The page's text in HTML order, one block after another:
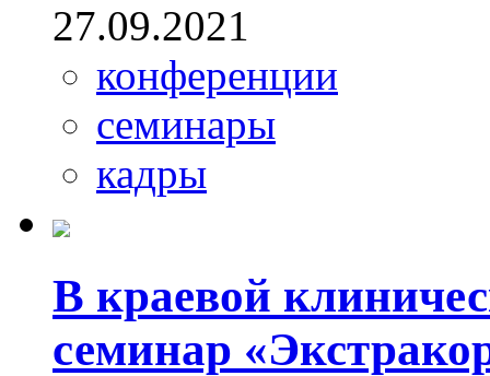
27.09.2021
конференции
семинары
кадры
В краевой
семинар